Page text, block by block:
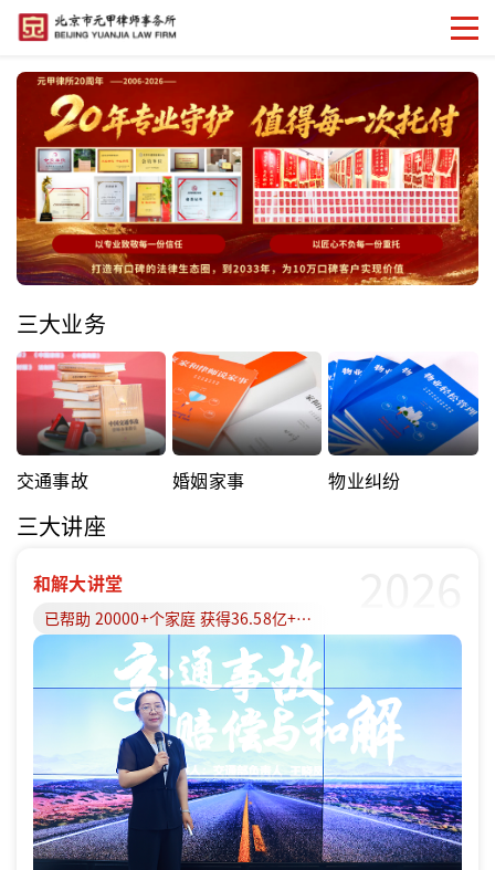
三大业务
交通事故 婚姻家事 物业纠纷
三大讲座
和解大讲堂
已帮助 20000+个家庭 获得36.58亿+赔偿款